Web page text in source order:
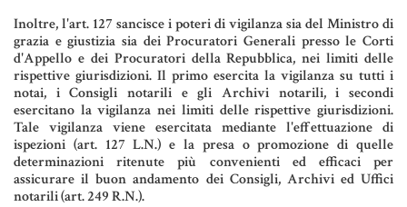
TRUST E AFFIDAMENTO FIDUCIARIO
TUTELA DEL PATRIMONIO
Aziende e società
Inoltre, l'art. 127 sancisce i poteri di vigilanza sia del Ministro di
grazia e giustizia sia dei Procuratori Generali presso le Corti
d'Appello e dei Procuratori della Repubblica, nei limiti delle
rispettive giurisdizioni. Il primo esercita la vigilanza su tutti i
notai, i Consigli notarili e gli Archivi notarili, i secondi
esercitano la vigilanza nei limiti delle rispettive giurisdizioni.
Tale vigilanza viene esercitata mediante l'effettuazione di
ispezioni (art. 127 L.N.) e la presa o promozione di quelle
determinazioni ritenute più convenienti ed efficaci per
assicurare il buon andamento dei Consigli, Archivi ed Uffici
notarili (art. 249 R.N.).